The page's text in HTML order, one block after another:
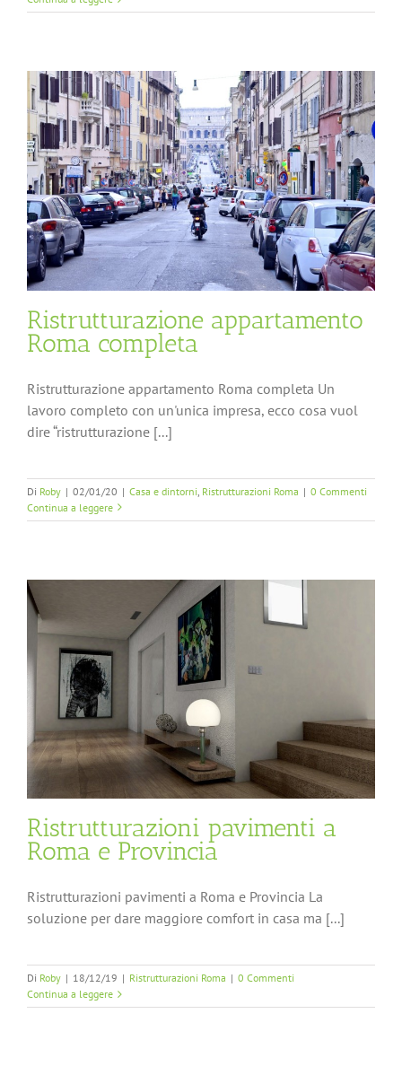
Ristrutturazione appartamento
Roma completa
Ristrutturazione appartamento Roma completa Un
lavoro completo con un'unica impresa, ecco cosa vuol
dire “ristrutturazione [...]
Di Roby | 02/01/20 | Casa e dintorni Ristrutturazioni Roma | 0 Commenti
Continua a leggere
Ristrutturazioni pavimenti a
Roma e Provincia
Ristrutturazioni pavimenti a Roma e Provincia La
soluzione per dare maggiore comfort in casa ma [...]
Di Roby | 18/12/19 | Ristrutturazioni Roma | 0 Commenti
Continua a leggere